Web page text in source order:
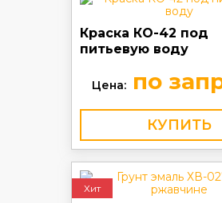
Краска КО-42 под
питьевую воду
Цена:по
КУПИТЬ
Хит